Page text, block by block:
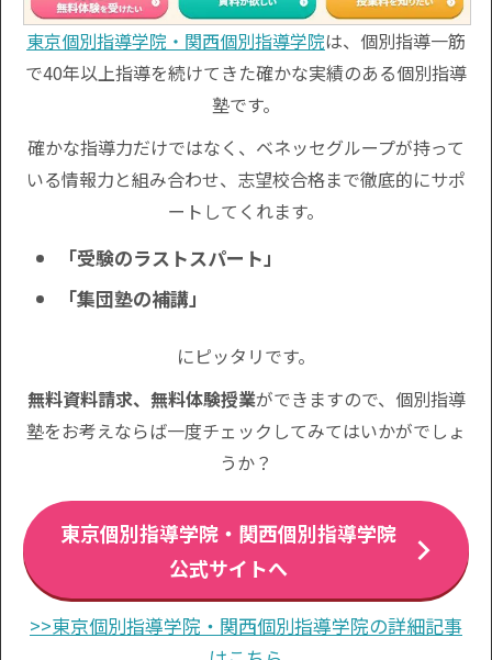
東京個別指導学院・関西個別指導学院は、個別指導一筋
で40年以上指導を続けてきた確かな実績のある個別指導
塾です。
確かな指導力だけではなく、ベネッセグループが持って
いる情報力と組み合わせ、志望校合格まで徹底的にサポ
ートしてくれます。
「受験のラストスパート」
「集団塾の補講」
にピッタリです。
無料資料請求、無料体験授業ができますので、個別指導
塾をお考えならば一度チェックしてみてはいかがでしょ
うか？
東京個別指導学院・関西個別指導学院
公式サイトへ
>>東京個別指導学院・関西個別指導学院の詳細記事